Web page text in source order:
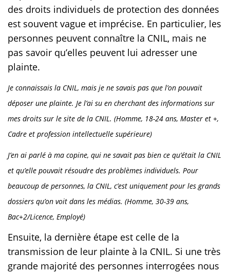
des droits individuels de protection des données
est souvent vague et imprécise. En particulier, les
personnes peuvent connaître la CNIL, mais ne
pas savoir qu’elles peuvent lui adresser une
plainte.
Je connaissais la CNIL, mais je ne savais pas que l’on pouvait
déposer une plainte. Je l’ai su en cherchant des informations sur
mes droits sur le site de la CNIL. (Homme, 18-24 ans, Master et +,
Cadre et profession intellectuelle supérieure)
J’en ai parlé à ma copine, qui ne savait pas bien ce qu’était la CNIL
et qu’elle pouvait résoudre des problèmes individuels. Pour
beaucoup de personnes, la CNIL, c’est uniquement pour les grands
dossiers qu’on voit dans les médias. (Homme, 30-39 ans,
Bac+2/Licence, Employé)
Ensuite, la dernière étape est celle de la
transmission de leur plainte à la CNIL. Si une très
grande majorité des personnes interrogées nous